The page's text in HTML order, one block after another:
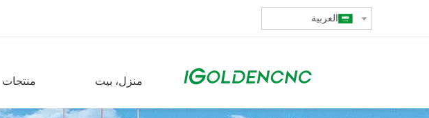
العربية
منزل، بيت منتجات